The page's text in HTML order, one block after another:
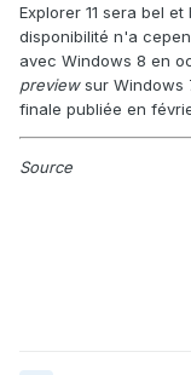
Explorer 11 sera bel
disponibilité n'a
avec Windows 8 en
previewsur Windows
finale publiée en
Source